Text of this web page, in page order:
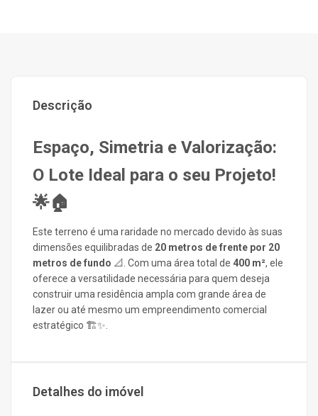
Descrição
Espaço, Simetria e Valorização:
O Lote Ideal para o seu Projeto!
🌟🏠
Este terreno é uma raridade no mercado devido às suas
dimensões equilibradas de 20 metros de frente por 20
metros de fundo 📐. Com uma área total de 400 m², ele
oferece a versatilidade necessária para quem deseja
construir uma residência ampla com grande área de
lazer ou até mesmo um empreendimento comercial
estratégico 🏗️✨.
Detalhes do imóvel